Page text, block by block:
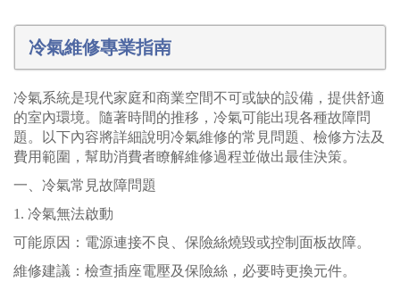
冷氣維修專業指南
冷氣系統是現代家庭和商業空間不可或缺的設備，提供舒適
的室內環境。隨著時間的推移，冷氣可能出現各種故障問
題。以下內容將詳細說明冷氣維修的常見問題、檢修方法及
費用範圍，幫助消費者瞭解維修過程並做出最佳決策。
一、冷氣常見故障問題
1. 冷氣無法啟動
可能原因：電源連接不良、保險絲燒毀或控制面板故障。
維修建議：檢查插座電壓及保險絲，必要時更換元件。